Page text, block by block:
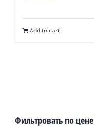
Add to cart
Фильтровать по цене